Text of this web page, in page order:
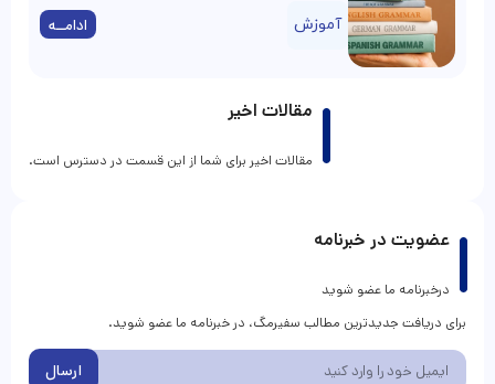
مقالات اخیر
مقالات اخیر برای شما از این قسمت در دسترس است.
آموزش ادامــه
عضویت در خبرنامه
درخبرنامه ما عضو شوید
برای دریافت جدیدترین مطالب سفیرمگ، در خبرنامه ما عضو شوید.
ارسال